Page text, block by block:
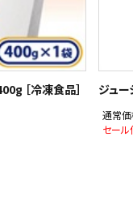
［冷凍食品］ ジュー
通常
セー